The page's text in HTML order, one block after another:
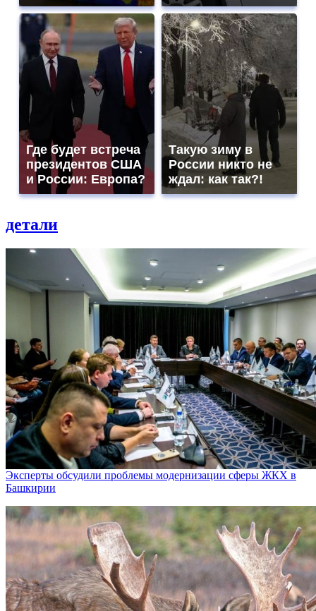
Где будет встреча
президентов США
и России: Европа?
Такую зиму в
России никто не
ждал: как так?!
детали
Эксперты обсудили проблемы модернизации сферы ЖКХ в
Башкирии